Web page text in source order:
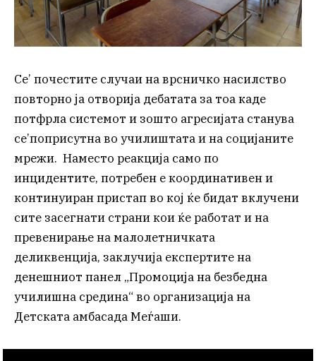
Се’ почестите случаи на врсничко насилство
повторно ја отворија дебатата за тоа каде
потфрла системот и зошто агресијата станува
се’поприсутна во училиштата и на социјаните
мрежи. Наместо реакција само по
инцидентите, потребен е координативен и
континуиран пристап во кој ќе бидат вклучени
сите засегнати страни кои ќе работат и на
превенирање на малолетничката
деликвенција, заклучија експертите на
денешниот панел „Промоција на безбедна
училишна средина“ во организација на
Детската амбасада Меѓаши.